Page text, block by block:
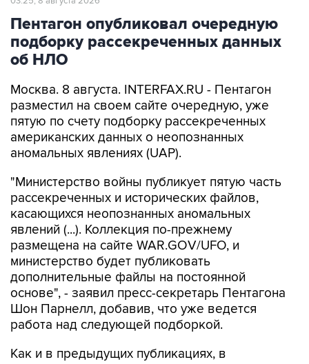
подборку рассекреченных данных
об НЛО
Москва. 8 августа. INTERFAX.RU - Пентагон
пятую по счету подборку рассекреченных
американских данных о неопознанных
аномальных явлениях (UAP).
"Министерство войны публикует пятую часть
касающихся неопознанных аномальных
явлений (...). Коллекция по-прежнему
размещена на сайте WAR.GOV/UFO, и
министерство будет публиковать
дополнительные файлы на постоянной
основе", - заявил пресс-секретарь Пентагона
Шон Парнелл, добавив, что уже ведется
работа над следующей подборкой.
Как и в предыдущих публикациях, в
относительно того, считает ли правительство